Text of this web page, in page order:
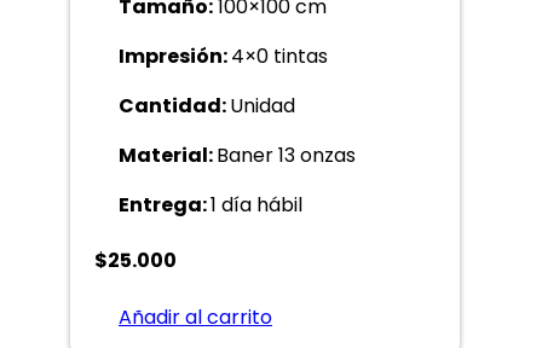
Tamaño:100×100 cm
Impresión:4×0 tintas
Cantidad:Unidad
Material:Baner 13 onzas
Entrega:1 día hábil
$25.000
Añadir al carrito